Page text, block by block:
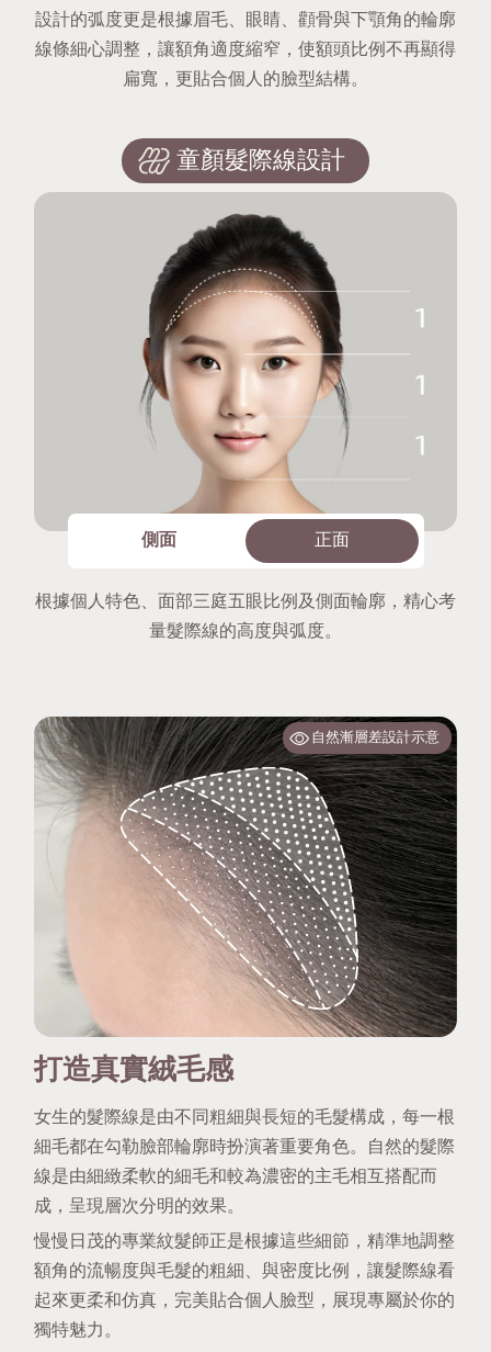
設計的弧度更是根據眉毛、眼睛、顴骨與下顎角的輪廓
線條細心調整，讓額角適度縮窄，使額頭比例不再顯得
扁寬，更貼合個人的臉型結構。
童顏髮際線設計
側面 正面
根據個人特色、面部三庭五眼比例及側面輪廓，精心考
量髮際線的高度與弧度。
自然漸層差設計示意
打造真實絨毛感
女生的髮際線是由不同粗細與長短的毛髮構成，每一根
細毛都在勾勒臉部輪廓時扮演著重要角色。自然的髮際
線是由細緻柔軟的細毛和較為濃密的主毛相互搭配而
成，呈現層次分明的效果。
慢慢日茂的專業紋髮師正是根據這些細節，精準地調整
額角的流暢度與毛髮的粗細、與密度比例，讓髮際線看
起來更柔和仿真，完美貼合個人臉型，展現專屬於你的
獨特魅力。